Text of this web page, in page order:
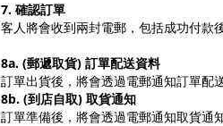
7. 確認訂單
客人將會收到兩封電郵，包括成功付款
8a. (郵遞取貨) 訂單配送資料
訂單出貨後，將會透過電郵通知訂單配
8b. (到店自取) 取貨通知
訂單準備後，將會透過電郵通知取貨通